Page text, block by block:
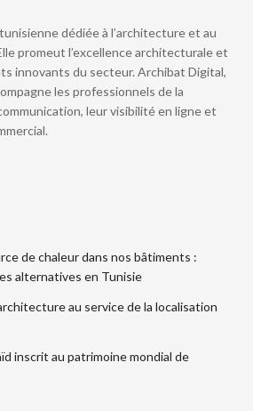
dédiée à l’architecture et au
promeut l’excellence architecturale et
innovants du secteur. Archibat Digital,
les professionnels de la
leur visibilité en ligne et
de chaleur dans nos bâtiments :
alternatives en Tunisie
au service de la localisation
inscrit au patrimoine mondial de